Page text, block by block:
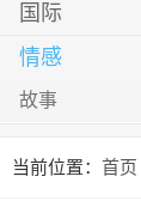
国际
情感
故事
当前位置： 首页